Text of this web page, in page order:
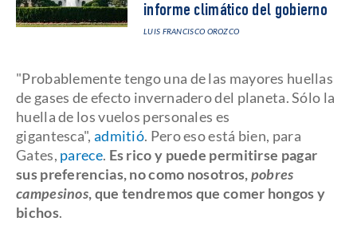
informe climático del gobierno
LUIS FRANCISCO OROZCO
"Probablemente tengo una de las mayores huellas
de gases de efecto invernadero del planeta. Sólo la
huella de los vuelos personales es
gigantesca", admitió. Pero eso está bien, para
Gates, parece. Es rico y puede permitirse pagar
sus preferencias, no como nosotros,pobres
campesinos, que tendremos que comer hongos y
bichos.